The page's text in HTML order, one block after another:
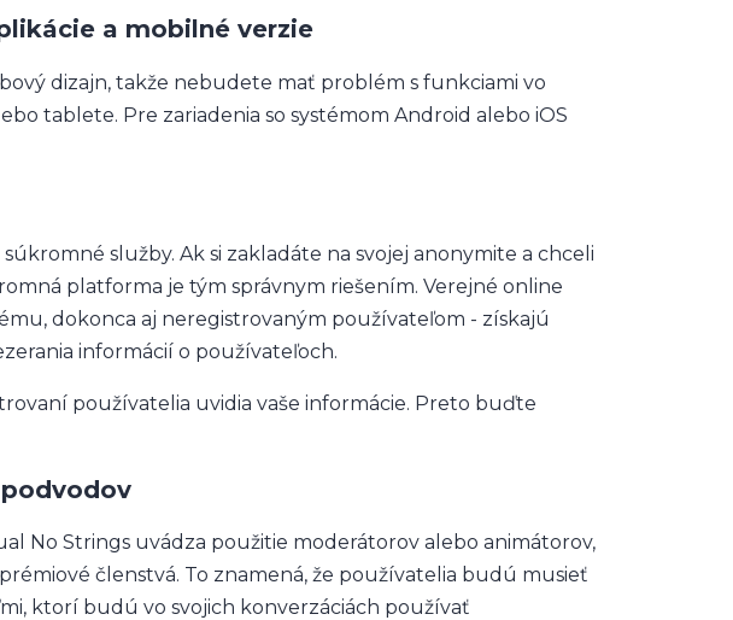
a mobilné verzie
dizajn, takže nebudete mať problém s funkciami vo
tablete. Pre zariadenia so systémom Android alebo iOS
služby. Ak si zakladáte na svojej anonymite a chceli
platforma je tým správnym riešením. Verejné online
dokonca aj neregistrovaným používateľom - získajú
informácií o používateľoch.
používatelia uvidia vaše informácie. Preto buďte
No Strings uvádza použitie moderátorov alebo animátorov,
členstvá. To znamená, že používatelia budú musieť
ktorí budú vo svojich konverzáciách používať